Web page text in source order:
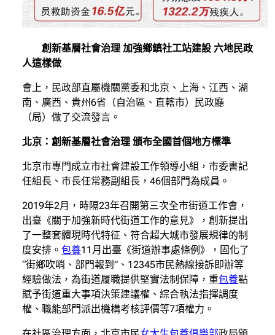
創新基層社會治理 加強鄉鎮社工站建設 六地民政
人這樣做
會上，民政部直屬機關黨委和北京、上海、江西、湖
南、廣西、貴州6省（自治區、直轄市）民政廳
（局）做了交流發言。
北京：創新基層社會治理 頒布全國首個地方標準
北京市專門成立市社會建設工作領導小組，市委書記
任組長、市長任常務副組長，46個部門為成員。
2019年2月，時隔23年召開第三次全市街道工作會，
出臺《關于加強新時代街道工作的意見》，創新提出
了一整套體現時代特征、符合超大城市發展規律的制
度安排。 包養11月出臺《街道辦事處條例》，固化了
“街鄉吹哨、部門報到”、12345市民熱線接訴即辦等
經驗做法，為街道履職提供堅實法制保障，重包養點
賦予街道重大事項決策建議權、綜合執法指揮調度
權、職能部門派出機構考核評價等7項權力。